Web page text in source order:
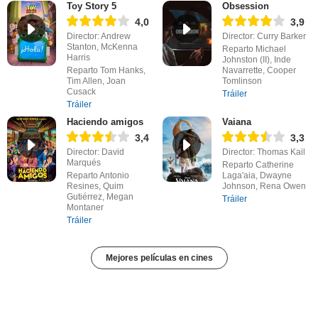
Toy Story 5
4,0
Director: Andrew
Stanton, McKenna
Harris
Reparto Tom Hanks,
Tim Allen, Joan
Cusack
Tráiler
Obsession
3,9
Director: Curry Barker
Reparto Michael
Johnston (II), Inde
Navarrette, Cooper
Tomlinson
Tráiler
Haciendo amigos
3,4
Director: David
Marqués
Reparto Antonio
Resines, Quim
Gutiérrez, Megan
Montaner
Tráiler
Vaiana
3,3
Director: Thomas Kail
Reparto Catherine
Laga'aia, Dwayne
Johnson, Rena Owen
Tráiler
Mejores películas en cines